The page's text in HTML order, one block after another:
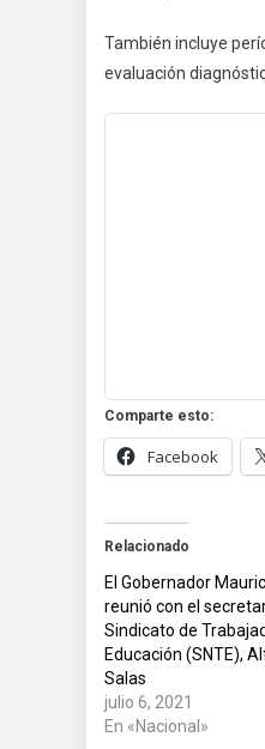
También incluye
evaluación
Comparte esto:
Facebook
Relacionado
El Gobernador
reunió con el
Sindicato de
Educación (SNTE),
Salas
julio 6, 2021
En «Nacional»